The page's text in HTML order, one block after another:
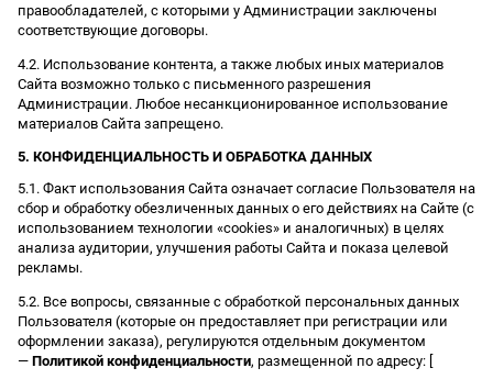
правообладателей, с которыми у Администрации заключены
соответствующие договоры.
4.2. Использование контента, а также любых иных материалов
Сайта возможно только с письменного разрешения
Администрации. Любое несанкционированное использование
материалов Сайта запрещено.
5. КОНФИДЕНЦИАЛЬНОСТЬ И ОБРАБОТКА ДАННЫХ
5.1. Факт использования Сайта означает согласие Пользователя на
сбор и обработку обезличенных данных о его действиях на Сайте (с
использованием технологии «cookies» и аналогичных) в целях
анализа аудитории, улучшения работы Сайта и показа целевой
рекламы.
5.2. Все вопросы, связанные с обработкой персональных данных
Пользователя (которые он предоставляет при регистрации или
оформлении заказа), регулируются отдельным документом
— Политикой конфиденциальности, размещенной по адресу: [